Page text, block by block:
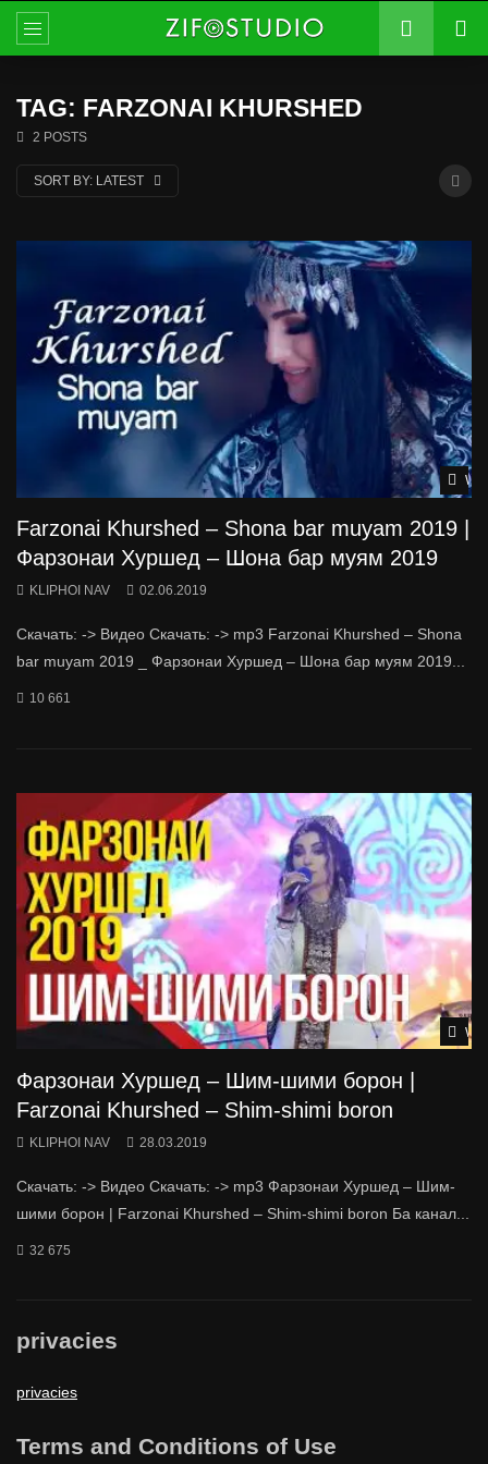
TAG: FARZONAI KHURSHED
2 POSTS
SORT BY: LATEST
Farzonai Khurshed – Shona bar muyam 2019 |
Фарзонаи Хуршед – Шона бар муям 2019
KLIPHOI NAV 02.06.2019
Скачать: -> Видео Скачать: -> mp3 Farzonai Khurshed – Shona
bar muyam 2019 _ Фарзонаи Хуршед – Шона бар муям 2019...
10 661
Фарзонаи Хуршед – Шим-шими борон |
Farzonai Khurshed – Shim-shimi boron
KLIPHOI NAV 28.03.2019
Скачать: -> Видео Скачать: -> mp3 Фарзонаи Хуршед – Шим-
шими борон | Farzonai Khurshed – Shim-shimi boron Ба канал...
32 675
privacies
privacies
Terms and Conditions of Use